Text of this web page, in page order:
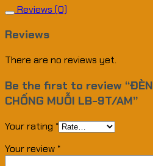
Reviews (0)
Reviews
There are no reviews yet.
Be the first to review “ĐÈN
CHỐNG MUỖI LB-9T/AM”
Your rating *
Your review *